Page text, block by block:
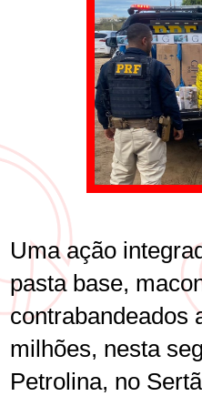
Uma ação
pasta base,
contrabandeados
milhões, nesta
Petrolina, no